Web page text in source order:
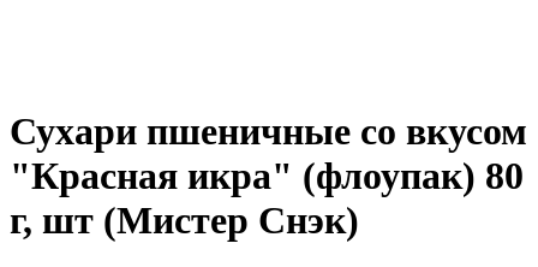
Сухари пшеничные со вкусом
"Красная икра" (флоупак) 80
г, шт (Мистер Снэк)